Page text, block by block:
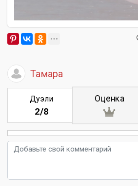
Тамара
Дуэли
2/8
Оценка